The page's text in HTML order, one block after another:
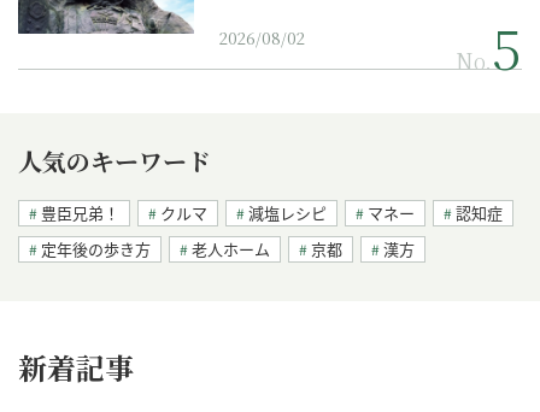
2026/08/02
No.
人気のキーワード
豊臣兄弟！ クルマ 減塩レシピ マネー
認知症
定年後の歩き方
老人ホーム 京都 漢方
新着記事